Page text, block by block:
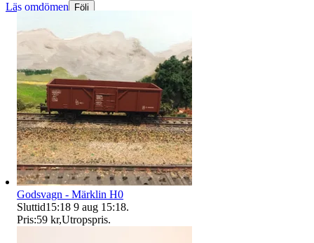
Läs omdömen Följ
Godsvagn - Märklin H0
Sluttid15:18 9 aug 15:18.
Pris:59 kr,Utropspris.